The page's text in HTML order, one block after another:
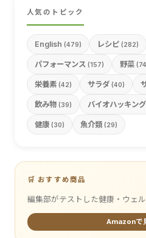
人気のトピック
English (479) レシピ (282)
パフォーマンス (157) 野菜
栄養素 (42) サラダ (40)
飲み物 (39) バイオハッキング
健康 (30) 魚介類 (29)
🛒 おすすめ商品
編集部がテストした健康・ウェ
Amazonで